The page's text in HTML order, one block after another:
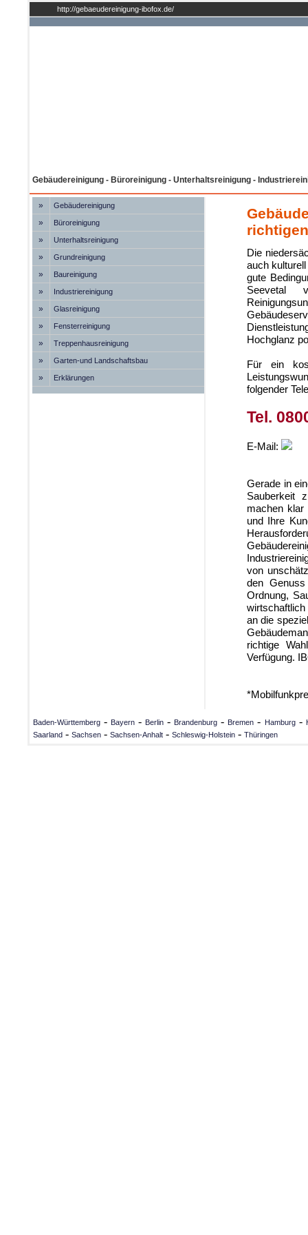
http://gebaeudereinigung-ibofox.de/
Gebäudereinigung - Büroreinigung - Unterhaltsreinigung -
» Gebäudereinigung
» Büroreinigung
» Unterhaltsreinigung
» Grundreinigung
» Baureinigung
» Industriereinigung
» Glasreinigung
» Fensterreinigung
» Treppenhausreinigung
» Garten-und Landschaftsbau
» Erklärungen
Die
auch
gute
Seevetal
Hochglanz
Für ein
folgender
Tel.
E-Mail:
Gerade in
Sauberkeit
machen klar
und Ihre
von
den
Ordnung,
an die
richtige
Verfügung.
Baden-Württemberg - Bayern - Berlin - Brandenburg - Bremen - Hamburg-
Saarland - Sachsen - Sachsen-Anhalt - Schleswig-Holstein - Thüringen